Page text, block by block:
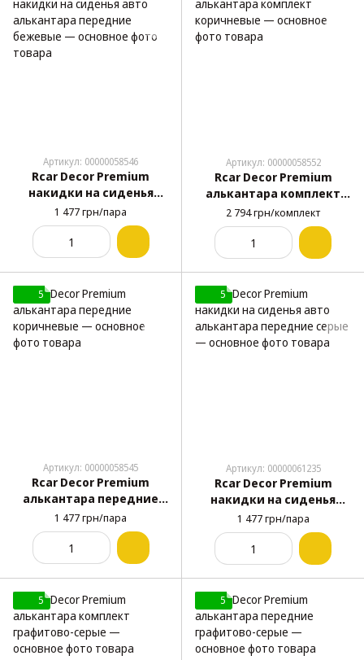
Артикул: 00000058546
Rcar Decor Premium
накидки на сиденья
авто алькантара
передние бежевые
1 477 грн/пара
Артикул: 00000058552
Rcar Decor Premium
алькантара комплект
коричневые
2 794 грн/комплект
5
Артикул: 00000058545
Rcar Decor Premium
алькантара передние
коричневые
1 477 грн/пара
5
Артикул: 00000061235
Rcar Decor Premium
накидки на сиденья
авто алькантара
передние серые
1 477 грн/пара
5 5